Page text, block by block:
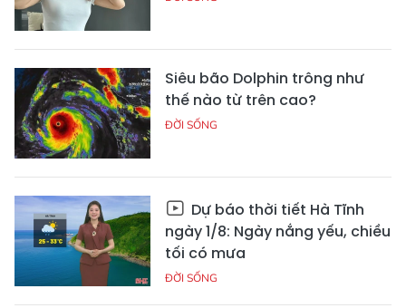
Siêu bão Dolphin trông như
thế nào từ trên cao?
ĐỜI SỐNG
Dự báo thời tiết Hà Tĩnh
ngày 1/8: Ngày nắng yếu, chiều
tối có mưa
ĐỜI SỐNG